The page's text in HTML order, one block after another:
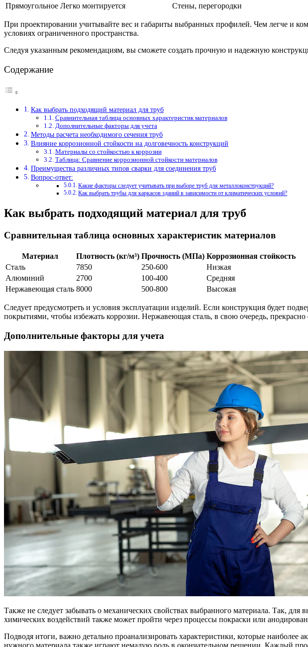
Прямоугольное Легко монтируется Стены, перегородки
При проектировании учитывайте вес и габариты выбранных профилей. Чем легче и
условиях ограниченного пространства.
Следуя указанным рекомендациям, вы сможете создать прочную и надежную
Содержание
Как выбрать подходящий материал для труб
Сравнительная таблица основных характеристик материалов
Дополнительные факторы для учета
Методы расчета необходимого сечения труб
Влияние коррозионной стойкости на долговечность конструкций
Материалы со стойкостью к коррозии
Таблица: Сравнение коррозионной стойкости материалов
Преимущества различных типов сварки для соединения труб
Вопрос-ответ:
Какие факторы следует учитывать при выборе труб для металлоконструкций?
Как выбрать трубы для каркасов зданий в зависимости от климатических условий?
Как выбрать подходящий материал для труб
Сравнительная таблица основных характеристик материалов
Материал Плотность (кг/м³) Прочность (МПа) Коррозионная стойкость
Сталь
7850 250-600
Низкая
Алюминий
2700 100-400
Средняя
Нержавеющая сталь 8000 500-800 Высокая
Следует предусмотреть и условия эксплуатации изделий. Если конструкция будет
покрытиями, чтобы избежать коррозии. Нержавеющая сталь, в свою очередь,
Дополнительные факторы для учета
Также не следует забывать о механических свойствах выбранного материала. Так,
химических воздействий также может пройти через процессы покраски или
Подводя итоги, важно детально проанализировать характеристики, которые наиболее
нужного материала также играют немалую роль в окончательном решении. Каждый